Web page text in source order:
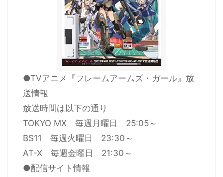
●TVアニメ『フレームアームズ・ガール』放
送情報
放送時間は以下の通り
TOKYO MX 毎週月曜日 25:05～
BS11 毎週火曜日 23:30～
AT-X 毎週金曜日 21:30～
●配信サイト情報